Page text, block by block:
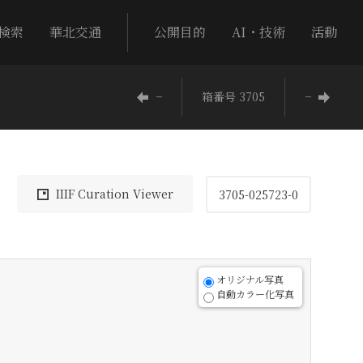
索 華北交通 公開目的 AI・技術 活動
− 箱番号 3705 −
IIIF Curation Viewer 3705-025723-0
オリジナル写真
自動カラー化写真